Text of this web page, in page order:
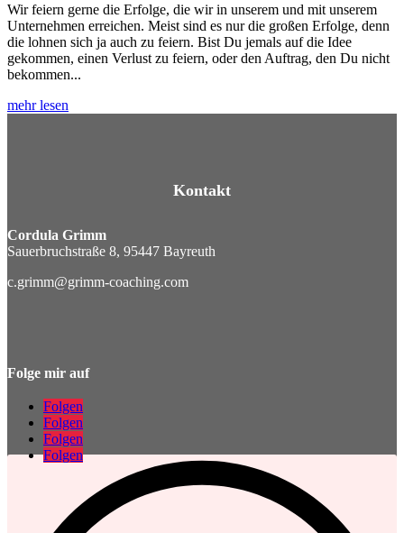
Wir feiern gerne die Erfolge, die wir in unserem und mit unserem
Unternehmen erreichen. Meist sind es nur die großen Erfolge, denn
die lohnen sich ja auch zu feiern. Bist Du jemals auf die Idee
gekommen, einen Verlust zu feiern, oder den Auftrag, den Du nicht
bekommen...
mehr lesen
Kontakt
Cordula Grimm
Sauerbruchstraße 8, 95447 Bayreuth
c.grimm@grimm-coaching.com
Folge mir auf
Folgen
Folgen
Folgen
Folgen